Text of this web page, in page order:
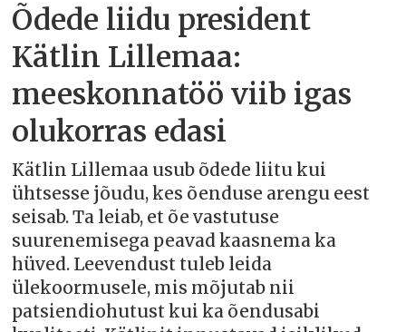
Õdede liidu president
Kätlin Lillemaa:
meeskonnatöö viib igas
olukorras edasi
Kätlin Lillemaa usub õdede liitu kui
ühtsesse jõudu, kes õenduse arengu eest
seisab. Ta leiab, et õe vastutuse
suurenemisega peavad kaasnema ka
hüved. Leevendust tuleb leida
ülekoormusele, mis mõjutab nii
patsiendiohutust kui ka õendusabi